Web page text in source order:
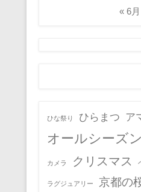
« 6月
ひな祭り ひらまつ ア
オールシーズ
カメラ クリスマス
ラグジュアリー 京都の